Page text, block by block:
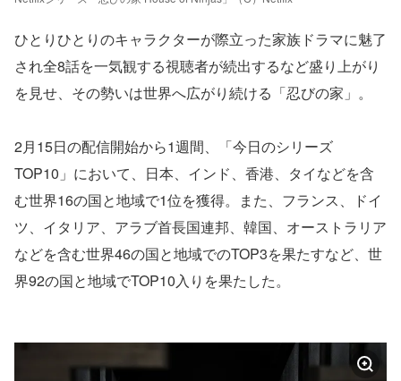
ひとりひとりのキャラクターが際立った家族ドラマに魅了
され全8話を一気観する視聴者が続出するなど盛り上がり
を見せ、その勢いは世界へ広がり続ける「忍びの家」。
2月15日の配信開始から1週間、「今日のシリーズ
TOP10」において、日本、インド、香港、タイなどを含
む世界16の国と地域で1位を獲得。また、フランス、ドイ
ツ、イタリア、アラブ首長国連邦、韓国、オーストラリア
などを含む世界46の国と地域でのTOP3を果たすなど、世
界92の国と地域でTOP10入りを果たした。